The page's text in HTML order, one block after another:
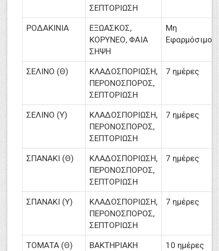
ΣΕΠΤΟΡΙΩΣΗ
ΡΟΔΑΚΙΝΙΑ
ΕΞΩΑΣΚΟΣ,
ΚΟΡΥΝΕΟ, ΦΑΙΑ
ΣΗΨΗ
Μη
Εφαρμόσιμο
ΣΕΛΙΝΟ (Θ)
ΚΛΑΔΟΣΠΟΡΙΩΣΗ,
ΠΕΡΟΝΟΣΠΟΡΟΣ,
ΣΕΠΤΟΡΙΩΣΗ
7 ημέρες
ΣΕΛΙΝΟ (Υ)
ΚΛΑΔΟΣΠΟΡΙΩΣΗ,
ΠΕΡΟΝΟΣΠΟΡΟΣ,
ΣΕΠΤΟΡΙΩΣΗ
7 ημέρες
ΣΠΑΝΑΚΙ (Θ)
ΚΛΑΔΟΣΠΟΡΙΩΣΗ,
ΠΕΡΟΝΟΣΠΟΡΟΣ,
ΣΕΠΤΟΡΙΩΣΗ
7 ημέρες
ΣΠΑΝΑΚΙ (Υ)
ΚΛΑΔΟΣΠΟΡΙΩΣΗ,
ΠΕΡΟΝΟΣΠΟΡΟΣ,
ΣΕΠΤΟΡΙΩΣΗ
7 ημέρες
ΤΟΜΑΤΑ (Θ)
ΒΑΚΤΗΡΙΑΚΗ
10 ημέρες